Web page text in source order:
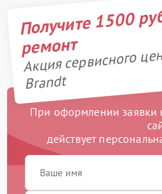
Получите 1500
ремонт
Акция сервисного
Brandt
При оформлении заявки
действует